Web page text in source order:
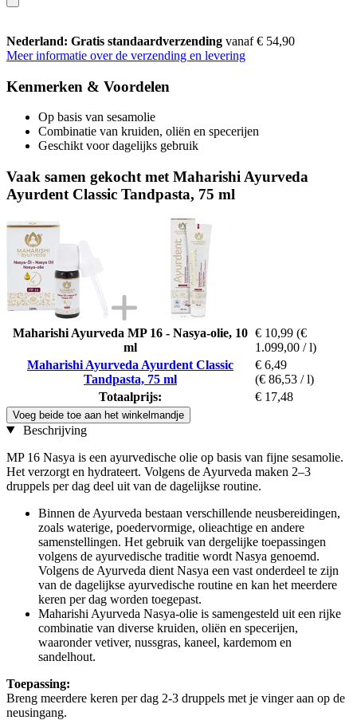
Nederland: Gratis standaardverzending vanaf € 54,90
Meer informatie over de verzending en levering
Kenmerken & Voordelen
Op basis van sesamolie
Combinatie van kruiden, oliën en specerijen
Geschikt voor dagelijks gebruik
Vaak samen gekocht met Maharishi Ayurveda
Ayurdent Classic Tandpasta, 75 ml
Maharishi Ayurveda MP 16 - Nasya-olie, 10
ml
€ 10,99 (€
1.099,00 / l)
Maharishi Ayurveda Ayurdent Classic
Tandpasta, 75 ml
€ 6,49
(€ 86,53 / l)
Totaalprijs:
€ 17,48
Voeg beide toe aan het winkelmandje
Beschrijving
MP 16 Nasya is een ayurvedische olie op basis van fijne sesamolie.
Het verzorgt en hydrateert. Volgens de Ayurveda maken 2–3
druppels per dag deel uit van de dagelijkse routine.
Binnen de Ayurveda bestaan verschillende neusbereidingen,
zoals waterige, poedervormige, olieachtige en andere
samenstellingen. Het gebruik van dergelijke toepassingen
volgens de ayurvedische traditie wordt Nasya genoemd.
Volgens de Ayurveda dient Nasya een vast onderdeel te zijn
van de dagelijkse ayurvedische routine en kan het meerdere
keren per dag worden toegepast.
Maharishi Ayurveda Nasya-olie is samengesteld uit een rijke
combinatie van diverse kruiden, oliën en specerijen,
waaronder vetiver, nussgras, kaneel, kardemom en
sandelhout.
Toepassing:
Breng meerdere keren per dag 2-3 druppels met je vinger aan op de
neusingang.